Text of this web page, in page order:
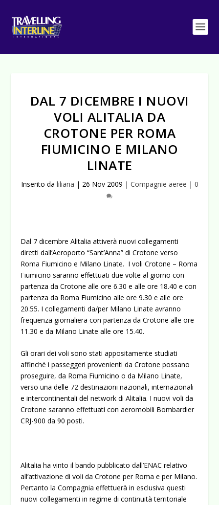
DAL 7 DICEMBRE I NUOVI
VOLI ALITALIA DA
CROTONE PER ROMA
FIUMICINO E MILANO
LINATE
Inserito da liliana | 26 Nov 2009 | Compagnie aeree | 0
Dal 7 dicembre Alitalia attiverà nuovi collegamenti
diretti dall’Aeroporto “Sant’Anna” di Crotone verso
Roma Fiumicino e Milano Linate. I voli Crotone – Roma
Fiumicino saranno effettuati due volte al giorno con
partenza da Crotone alle ore 6.30 e alle ore 18.40 e con
partenza da Roma Fiumicino alle ore 9.30 e alle ore
20.55. I collegamenti da/per Milano Linate avranno
frequenza giornaliera con partenza da Crotone alle ore
11.30 e da Milano Linate alle ore 15.40.
Gli orari dei voli sono stati appositamente studiati
affinché i passeggeri provenienti da Crotone possano
proseguire, da Roma Fiumicino o da Milano Linate,
verso una delle 72 destinazioni nazionali, internazionali
e intercontinentali del network di Alitalia. I nuovi voli da
Crotone saranno effettuati con aeromobili Bombardier
CRJ-900 da 90 posti.
Alitalia ha vinto il bando pubblicato dall’ENAC relativo
all’attivazione di voli da Crotone per Roma e per Milano.
Pertanto la Compagnia effettuerà in esclusiva questi
nuovi collegamenti in regime di continuità territoriale